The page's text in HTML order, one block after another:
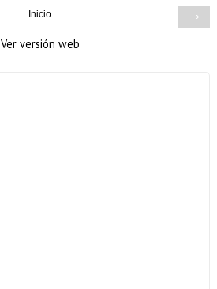
›
Inicio
Ver versión web